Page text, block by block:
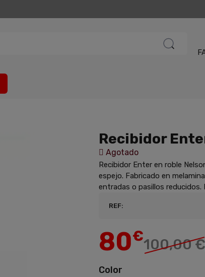
Recibidor
Agotado
Recibidor Enter en roble
espejo. Fabricado en
entradas o pasillos reducidos.
REF:
80€
100,00
Color